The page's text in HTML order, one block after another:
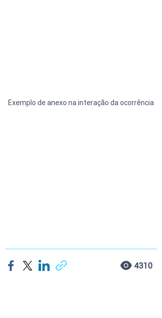
Exemplo de anexo na interação da ocorrência
4310